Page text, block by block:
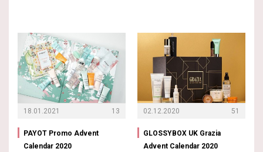
18.01.2021 13
PAYOT Promo Advent
Calendar 2020
02.12.2020 51
GLOSSYBOX UK Grazia
Advent Calendar 2020